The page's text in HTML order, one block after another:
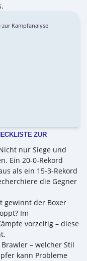
Kampfanalyse
ZUR
nur Siege und
Ein 20-0-Rekord
als ein 15-3-Rekord
die Gegner
gewinnt der Boxer
Im
vorzeitig – diese
Brawler – welcher Stil
kann Probleme